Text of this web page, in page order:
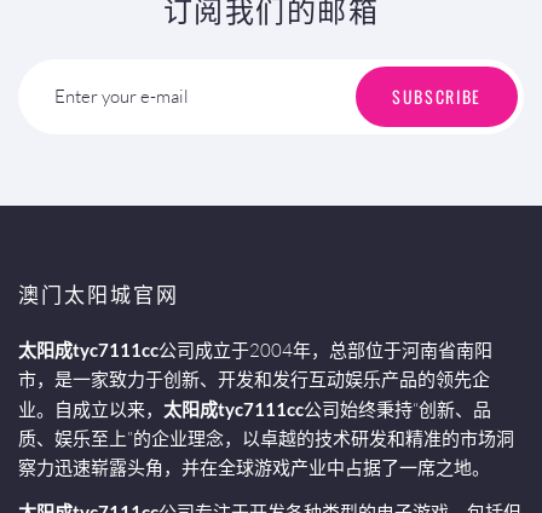
订阅我们的邮箱
Enter your e-mail SUBSCRIBE
澳门太阳城官网
太阳成tyc7111cc公司成立于2004年，总部位于河南省南阳
市，是一家致力于创新、开发和发行互动娱乐产品的领先企
业。自成立以来， 太阳成tyc7111cc公司始终秉持“创新、品
质、娱乐至上”的企业理念，以卓越的技术研发和精准的市场洞
察力迅速崭露头角，并在全球游戏产业中占据了一席之地。